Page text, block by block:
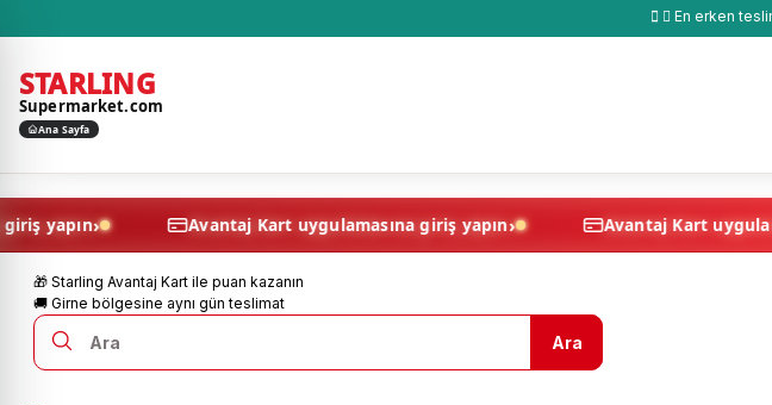
En erken
STARLING
Supermarket.com
Ana Sayfa
giriş yapın Avantaj Kart uygulamasına giriş yapın Avantaj Kart
🎁 Starling Avantaj Kart ile puan kazanın
🚚 Girne bölgesine aynı gün teslimat
Ara